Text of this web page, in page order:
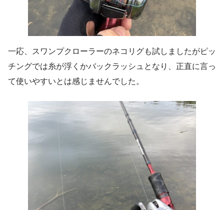
一応、スワンプクローラーのネコリグも試しましたがピッ
チングでは糸が浮くかバックラッシュとなり、正直に言っ
て使いやすいとは感じませんでした。